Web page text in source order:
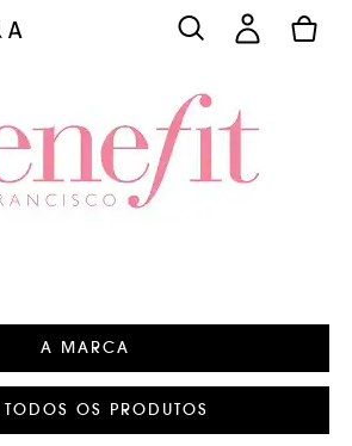
A MARCA
TODOS OS PRODUTOS